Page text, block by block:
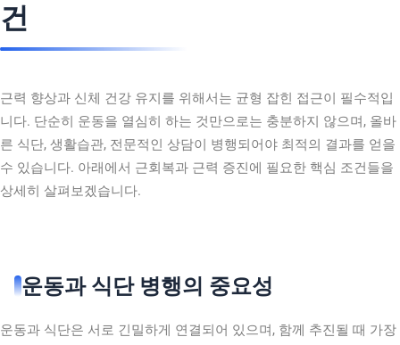
건
근력 향상과 신체 건강 유지를 위해서는 균형 잡힌 접근이 필수적입
니다. 단순히 운동을 열심히 하는 것만으로는 충분하지 않으며, 올바
른 식단, 생활습관, 전문적인 상담이 병행되어야 최적의 결과를 얻을
수 있습니다. 아래에서 근회복과 근력 증진에 필요한 핵심 조건들을
상세히 살펴보겠습니다.
운동과 식단 병행의 중요성
운동과 식단은 서로 긴밀하게 연결되어 있으며, 함께 추진될 때 가장